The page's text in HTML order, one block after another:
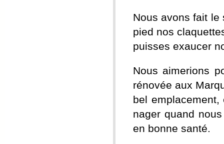
Nous avons fait le
pied nos
puisses exaucer
Nous aimerions
rénovée aux
bel
nager quand
en bonne santé.